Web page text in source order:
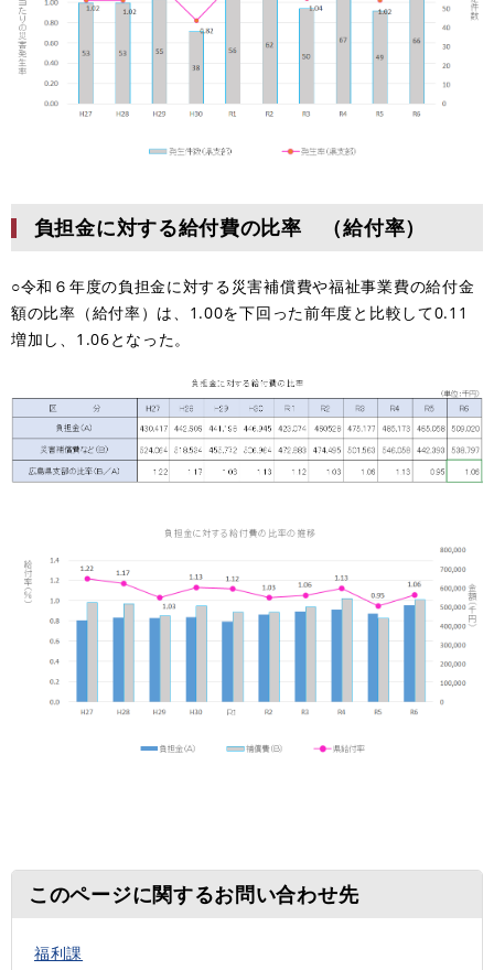
負担金に対する給付費の比率 （給付率）
○令和６年度の負担金に対する災害補償費や福祉事業費の給付金
額の比率（給付率）は、1.00を下回った前年度と比較して0.11
増加し、1.06となった。
このページに関するお問い合わせ先
福利課